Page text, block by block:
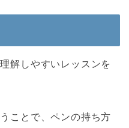
解しやすいレッスンを
ことで、ペンの持ち方